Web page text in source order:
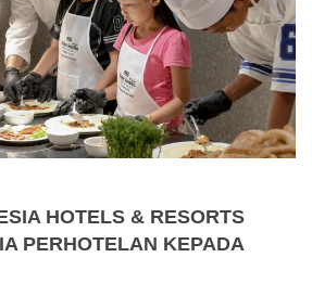
HOTELS & RESORTS
PERHOTELAN KEPADA